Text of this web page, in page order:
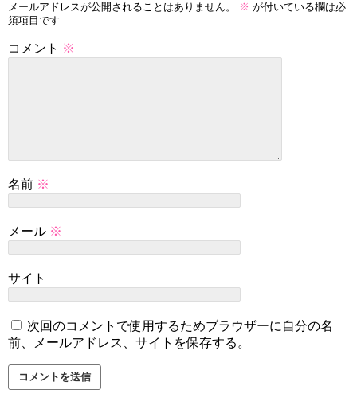
メールアドレスが公開されることはありません。 ※ が付いている欄は必
須項目です
コメント ※
名前 ※
メール ※
サイト
次回のコメントで使用するためブラウザーに自分の名
前、メールアドレス、サイトを保存する。